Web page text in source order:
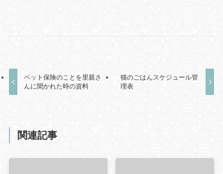
ペット保険のことを里親さ
んに聞かれた時の資料
猫のごはんスケジュール管
理表
関連記事